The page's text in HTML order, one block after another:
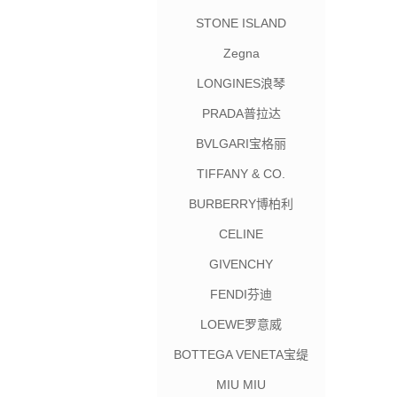
STONE ISLAND
Zegna
LONGINES浪琴
PRADA普拉达
BVLGARI宝格丽
TIFFANY & CO.
BURBERRY博柏利
CELINE
GIVENCHY
FENDI芬迪
LOEWE罗意威
BOTTEGA VENETA宝缇
MIU MIU